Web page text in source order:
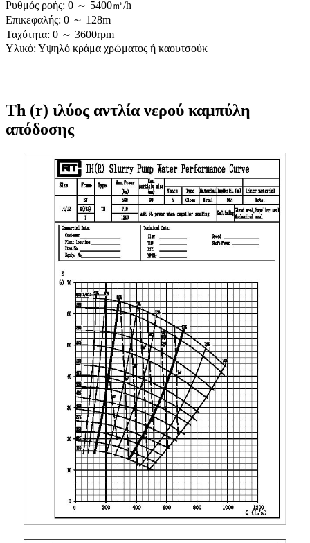
Ρυθμός ροής: 0 ～ 5400㎥/h
Επικεφαλής: 0 ～ 128m
Ταχύτητα: 0 ～ 3600rpm
Υλικό: Υψηλό κράμα χρώματος ή καουτσούκ
Th (r) ιλύος αντλία νερού καμπύλη
απόδοσης